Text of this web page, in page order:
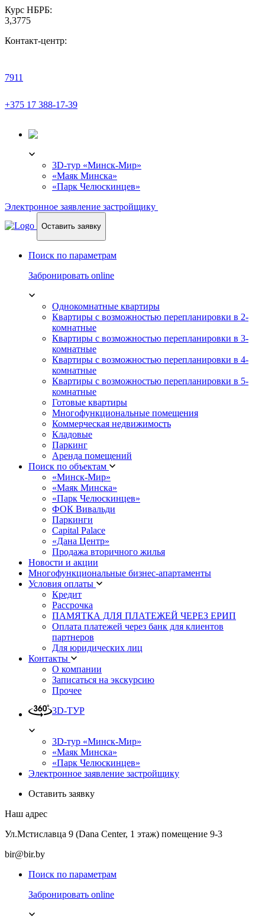
Курс НБРБ:
3,3775
Контакт-центр:
7911
+375 17 388-17-39
3D-тур «Минск-Мир»
«Маяк Минска»
«Парк Челюскинцев»
Электронное заявление застройщику
Оставить заявку
Поиск по параметрам
Забронировать online
Однокомнатные квартиры
Квартиры с возможностью перепланировки в 2-
комнатные
Квартиры с возможностью перепланировки в 3-
комнатные
Квартиры с возможностью перепланировки в 4-
комнатные
Квартиры с возможностью перепланировки в 5-
комнатные
Готовые квартиры
Многофункциональные помещения
Коммерческая недвижимость
Кладовые
Паркинг
Аренда помещений
Поиск по объектам
«Минск-Мир»
«Маяк Минска»
«Парк Челюскинцев»
ФОК Вивальди
Паркинги
Capital Palace
«Дана Центр»
Продажа вторичного жилья
Новости и акции
Многофункциональные бизнес-апартаменты
Условия оплаты
Кредит
Рассрочка
ПАМЯТКА ДЛЯ ПЛАТЕЖЕЙ ЧЕРЕЗ ЕРИП
Оплата платежей через банк для клиентов
партнеров
Для юридических лиц
Контакты
О компании
Записаться на экскурсию
Прочее
3D-ТУР
3D-тур «Минск-Мир»
«Маяк Минска»
«Парк Челюскинцев»
Электронное заявление застройщику
Оставить заявку
Наш адрес
Ул.Мстиславца 9 (Dana Center, 1 этаж) помещение 9-3
bir@bir.by
Поиск по параметрам
Забронировать online